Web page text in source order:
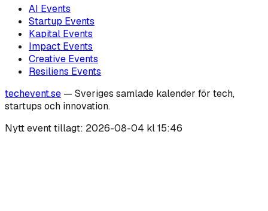
AI Events
Startup Events
Kapital Events
Impact Events
Creative Events
Resiliens Events
techevent.se — Sveriges samlade kalender för tech,
startups och innovation.
Nytt event tillagt: 2026-08-04 kl 15:46